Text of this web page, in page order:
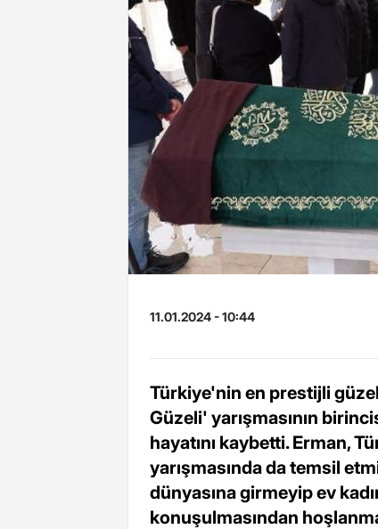
11.01.2024 - 10:44
Türkiye'nin en prestijli
Güzeli' yarışmasının
hayatını kaybetti. Erman,
yarışmasında da temsil
dünyasına girmeyip ev
konuşulmasından